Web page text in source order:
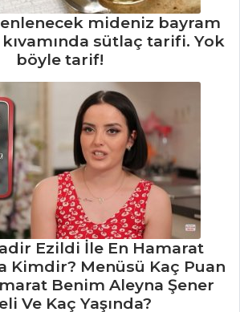
mideniz bayram
sütlaç tarifi. Yok
böyle tarif!
Ezildi İle En Hamarat
Kimdir? Menüsü Kaç Puan
Benim Aleyna Şener
Ve Kaç Yaşında?